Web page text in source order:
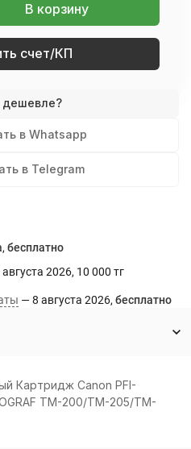
В корзину
счет/КП
в Whatsapp
в Telegram
Бесплатно
августа 2026 10 000 тг
8 августа 2026 Бесплатно
Картридж Canon PFI-
TM-200/TM-205/TM-